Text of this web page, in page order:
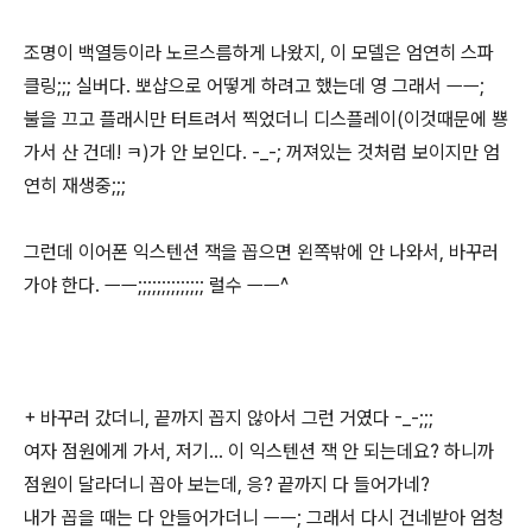
조명이 백열등이라 노르스름하게 나왔지, 이 모델은 엄연히 스파
클링;;; 실버다. 뽀샵으로 어떻게 하려고 했는데 영 그래서 ㅡㅡ;
불을 끄고 플래시만 터트려서 찍었더니 디스플레이(이것때문에 뿅
가서 산 건데! ㅋ)가 안 보인다. -_-; 꺼져있는 것처럼 보이지만 엄
연히 재생중;;;
그런데 이어폰 익스텐션 잭을 꼽으면 왼쪽밖에 안 나와서, 바꾸러
가야 한다. ㅡㅡ;;;;;;;;;;;;;; 럴수 ㅡㅡ^
+ 바꾸러 갔더니, 끝까지 꼽지 않아서 그런 거였다 -_-;;;
여자 점원에게 가서, 저기... 이 익스텐션 잭 안 되는데요? 하니까
점원이 달라더니 꼽아 보는데, 응? 끝까지 다 들어가네?
내가 꼽을 때는 다 안들어가더니 ㅡㅡ; 그래서 다시 건네받아 엄청